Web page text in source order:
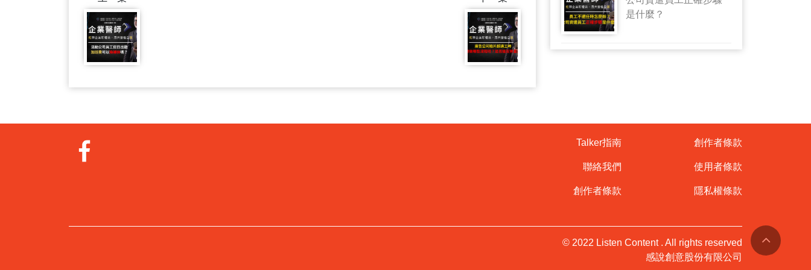
是什麼？
Talker指南
聯絡我們
創作者條款
創作者條款
使用者條款
隱私權條款
© 2022 Listen Content . All rights reserved
感說創意股份有限公司